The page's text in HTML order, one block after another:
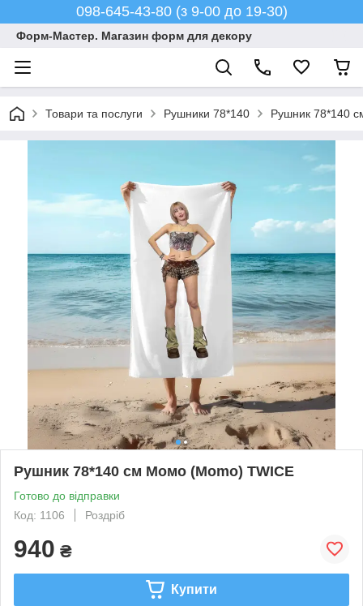
098-645-43-80 (з 9-00 до 19-30)
Форм-Мастер. Магазин форм для декору
Товари та послуги Рушники 78*140 Рушник 78*140
Рушник 78*140 см Момо (Momo) TWICE
Готово до відправки
Код: 1106
Роздріб
940 ₴
Купити